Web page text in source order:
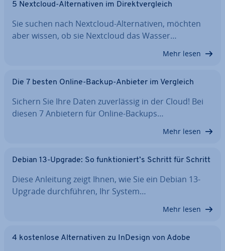
5 Nextcloud-Al­ter­na­ti­ven im Di­rekt­ver­gleich
Sie suchen nach Nextcloud-Al­ter­na­ti­ven, möchten
aber wissen, ob sie Nextcloud das Wasser…
Mehr lesen
Die 7 besten Online-Backup-Anbieter im Vergleich
Sichern Sie Ihre Daten zu­ver­läs­sig in der Cloud! Bei
diesen 7 Anbietern für Online-Backups…
Mehr lesen
Debian 13-Upgrade: So funk­tio­niert’s Schritt für Schritt
Diese Anleitung zeigt Ihnen, wie Sie ein Debian 13-
Upgrade durch­füh­ren, Ihr System…
Mehr lesen
4 kos­ten­lo­se Al­ter­na­ti­ven zu InDesign von Adobe